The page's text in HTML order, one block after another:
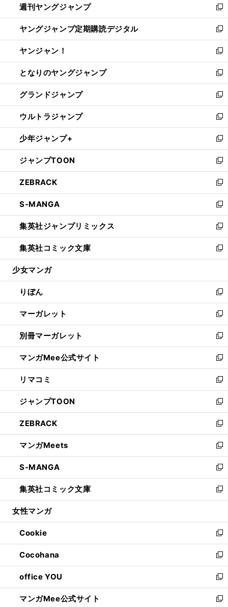
く
で
開
く
ド
ウ
で
開
く
ィ
ン
ド
ウ
で
開
く
週刊ヤングジャンプ
新
し
い
ウ
ィ
ン
ド
ウ
で
開
く
ヤングジャンプ定期購読デジタル
新
し
い
ウ
ィ
ン
ド
ウ
で
開
く
ヤンジャン！
新
し
い
ウ
ィ
ン
ド
ウ
で
開
く
となりのヤングジャンプ
新
し
い
ウ
ィ
ン
ド
ウ
で
開
く
グランドジャンプ
新
し
い
ウ
ィ
ン
ド
ウ
で
開
く
ウルトラジャンプ
新
し
い
ウ
ィ
ン
ド
ウ
で
開
く
少年ジャンプ+
新
し
い
ウ
ィ
ン
ド
ウ
で
開
く
ジャンプTOON
新
し
い
ウ
ィ
ン
ド
ウ
で
開
ZEBRACK
新
し
い
ウ
ィ
ン
ド
ウ
開
く
S-MANGA
新
し
い
ウ
ィ
ン
ウ
で
開
く
集英社ジャンプリミックス
新
し
い
ウ
ン
ド
ウ
で
開
く
集英社コミック文庫
新
し
ウ
ィ
ン
ド
ウ
で
開
く
少女マンガ
りぼん
新
し
い
ウ
ィ
ン
ド
ウ
で
開
く
マーガレット
新
し
い
ウ
ィ
ン
ド
ウ
で
開
く
別冊マーガレット
新
し
い
ウ
ィ
ン
ド
ウ
で
開
く
マンガMee公式サイト
新
し
い
ウ
ィ
ン
ド
ウ
で
開
く
リマコミ
新
し
い
ウ
ィ
ン
ド
ウ
で
開
く
ジャンプTOON
新
し
い
ウ
ィ
ン
ド
ウ
で
開
ZEBRACK
新
し
い
ウ
ィ
ン
ド
ウ
開
く
マンガMeets
新
し
い
ウ
ィ
ン
ウ
で
開
く
S-MANGA
新
し
い
ウ
ン
ド
ウ
で
開
く
集英社コミック文庫
新
し
ウ
ィ
ン
ド
ウ
で
開
く
女性マンガ
Cookie
新
し
い
ウ
ィ
ン
ド
Cocohana
新
し
い
ウ
ィ
office YOU
新
し
い
マンガMee公式サイト 新